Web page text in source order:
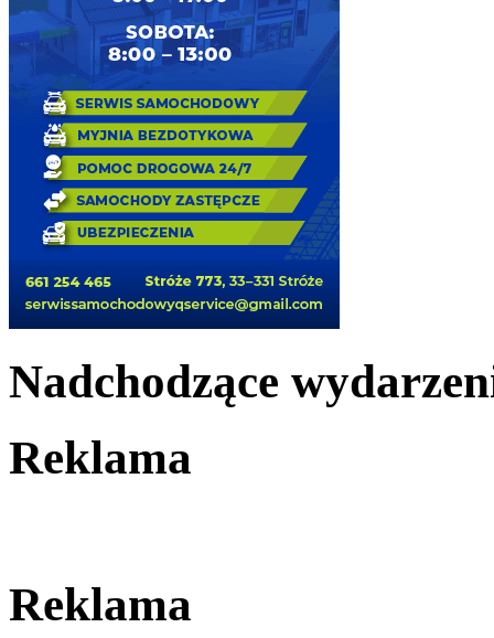
Nadchodzące
Reklama
Reklama